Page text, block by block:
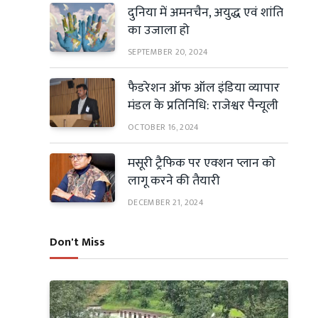
दुनिया में अमनचैन, अयुद्ध एवं शांति
का उजाला हो
SEPTEMBER 20, 2024
फैडरेशन ऑफ ऑल इंडिया व्यापार
मंडल के प्रतिनिधि: राजेश्वर पैन्यूली
OCTOBER 16, 2024
मसूरी ट्रैफिक पर एक्शन प्लान को
लागू करने की तैयारी
DECEMBER 21, 2024
Don't Miss